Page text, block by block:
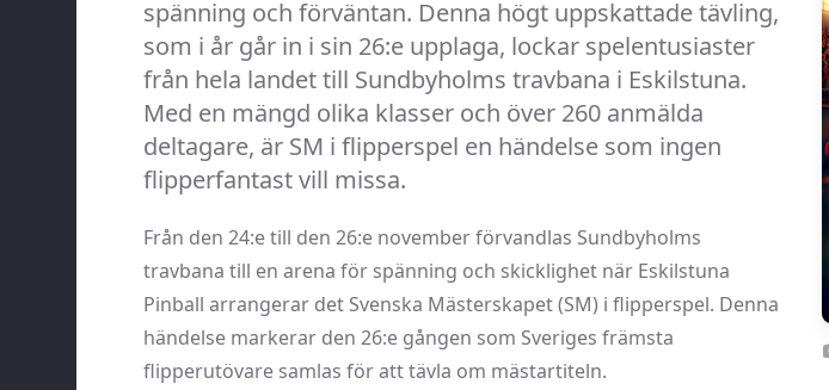
spänning och förväntan. Denna högt uppskattade tävling,
som i år går in i sin 26:e upplaga, lockar spelentusiaster
från hela landet till Sundbyholms travbana i Eskilstuna.
Med en mängd olika klasser och över 260 anmälda
deltagare, är SM i flipperspel en händelse som ingen
flipperfantast vill missa.
Från den 24:e till den 26:e november förvandlas Sundbyholms
travbana till en arena för spänning och skicklighet när Eskilstuna
Pinball arrangerar det Svenska Mästerskapet (SM) i flipperspel. Denna
händelse markerar den 26:e gången som Sveriges främsta
flipperutövare samlas för att tävla om mästartiteln.